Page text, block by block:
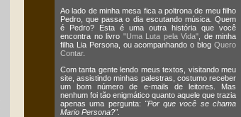
Ao lado de minha mesa fica a poltrona de meu filho
Pedro, que passa o dia escutando música. Quem
é Pedro? Esta é uma outra história que você
encontra no livro "Uma Luta pela Vida" , de minha
filha Lia Persona, ou acompanhando o blog Quero
Contar.
Com tanta gente lendo meus textos, visitando meu
site, assistindo minhas palestras, costumo receber
um bom número de e-mails de leitores. Mas
nenhum foi tão enigmático quanto aquele que trazia
apenas uma pergunta: "Por que você se chama
Mario Persona?".